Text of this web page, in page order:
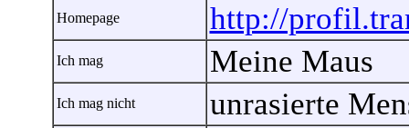
Homepage http://
Ich mag Meine Maus
Ich mag nicht unrasierte